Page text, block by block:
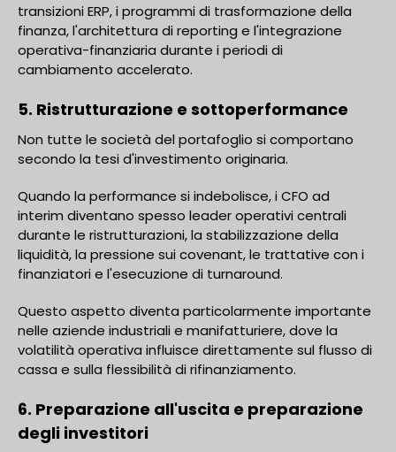
transizioni ERP, i programmi di trasformazione della
finanza, l'architettura di reporting e l'integrazione
operativa-finanziaria durante i periodi di
cambiamento accelerato.
5. Ristrutturazione e sottoperformance
Non tutte le società del portafoglio si comportano
secondo la tesi d'investimento originaria.
Quando la performance si indebolisce, i CFO ad
interim diventano spesso leader operativi centrali
durante le ristrutturazioni, la stabilizzazione della
liquidità, la pressione sui covenant, le trattative con i
finanziatori e l'esecuzione di turnaround.
Questo aspetto diventa particolarmente importante
nelle aziende industriali e manifatturiere, dove la
volatilità operativa influisce direttamente sul flusso di
cassa e sulla flessibilità di rifinanziamento.
6. Preparazione all'uscita e preparazione
degli investitori